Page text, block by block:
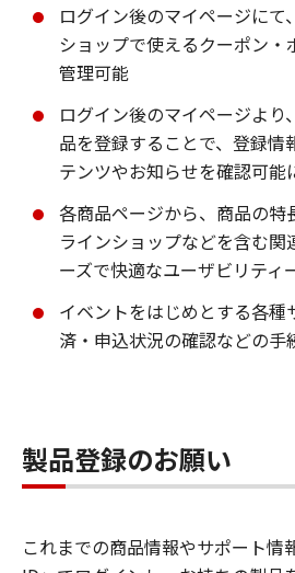
ログイン後のマイページにて
ショップで使えるクーポン
管理可能
ログイン後のマイページより
品を登録することで、登録情
テンツやお知らせを確認可能
各商品ページから、商品の特
ラインショップなどを含む
ーズで快適なユーザビリティ
イベントをはじめとする各種
済・申込状況の確認などの手
製品登録のお願い
これまでの商品情報やサポート情